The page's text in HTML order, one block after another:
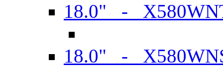
18.0" -
18.0" -